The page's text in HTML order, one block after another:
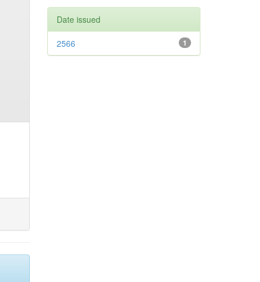
Date issued
1
2566